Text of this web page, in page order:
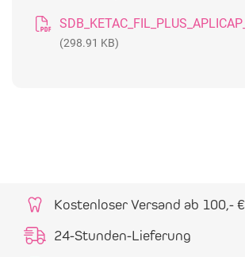
(298.91 KB)
Kostenloser Versand ab 100,- €
24-Stunden-Lieferung